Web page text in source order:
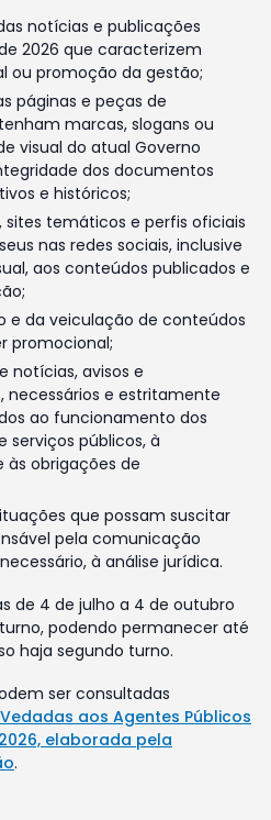
notícias e publicações
2026 que caracterizem
ou promoção da gestão;
páginas e peças de
marcas, slogans ou
visual do atual Governo
dos documentos
e históricos;
sites temáticos e perfis oficiais
nas redes sociais, inclusive
aos conteúdos publicados e
e da veiculação de conteúdos
promocional;
notícias, avisos e
necessários e estritamente
ao funcionamento dos
serviços públicos, à
obrigações de
que possam suscitar
pela comunicação
à análise jurídica.
de 4 de julho a 4 de outubro
podendo permanecer até
haja segundo turno.
ser consultadas
aos Agentes Públicos
elaborada pela
.